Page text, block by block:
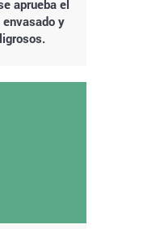
aprueba el
y